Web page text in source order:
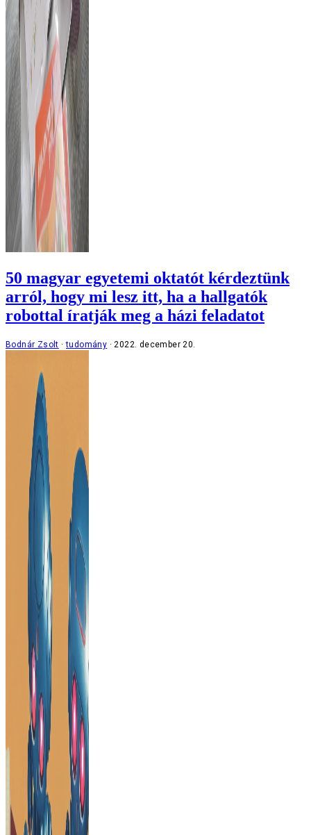
50 magyar egyetemi oktatót kérdeztünk
arról, hogy mi lesz itt, ha a hallgatók
robottal íratják meg a házi feladatot
Bodnár Zsolt tudomány 2022. december 20.